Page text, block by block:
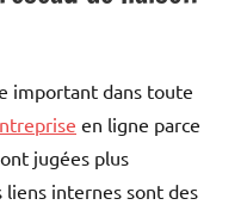
important dans toute
en ligne parce
jugées plus
liens internes sont des